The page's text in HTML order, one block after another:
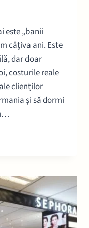
este „banii
câțiva ani. Este
dar doar
costurile reale
clienților
și să dormi